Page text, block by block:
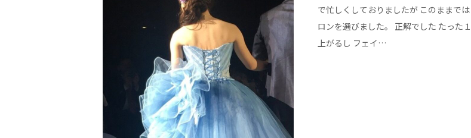
で忙しくしておりましたが このままで
ロンを選びました。 正解でした たった
上がるし フェイ…